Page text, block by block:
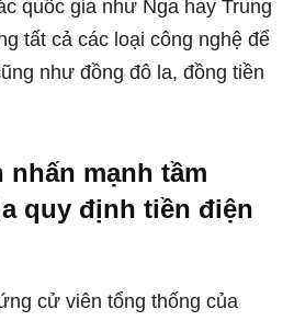
quốc gia như Nga hay Trung
tất cả các loại công nghệ để
như đồng đô la, đồng tiền
mạnh tầm
quy định tiền điện
cử viên tổng thống của